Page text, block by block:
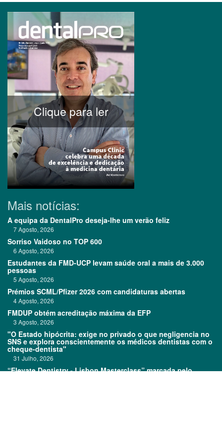
Clique para ler
Mais notícias:
A equipa da DentalPro deseja-lhe um verão feliz
7 Agosto, 2026
Sorriso Vaidoso no TOP 600
6 Agosto, 2026
Estudantes da FMD-UCP levam saúde oral a mais de 3.000
pessoas
5 Agosto, 2026
Prémios SCML/Pfizer 2026 com candidaturas abertas
4 Agosto, 2026
FMDUP obtém acreditação máxima da EFP
3 Agosto, 2026
"O Estado hipócrita: exige no privado o que negligencia no
SNS e explora conscientemente os médicos dentistas com o
cheque-dentista"
31 Julho, 2026
“Elevate Dentistry - Lisbon Masterclass” marcada pelo